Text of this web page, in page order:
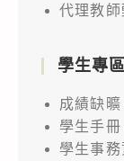
代理教師
學生專區
成績缺曠
學生手冊
學生事務